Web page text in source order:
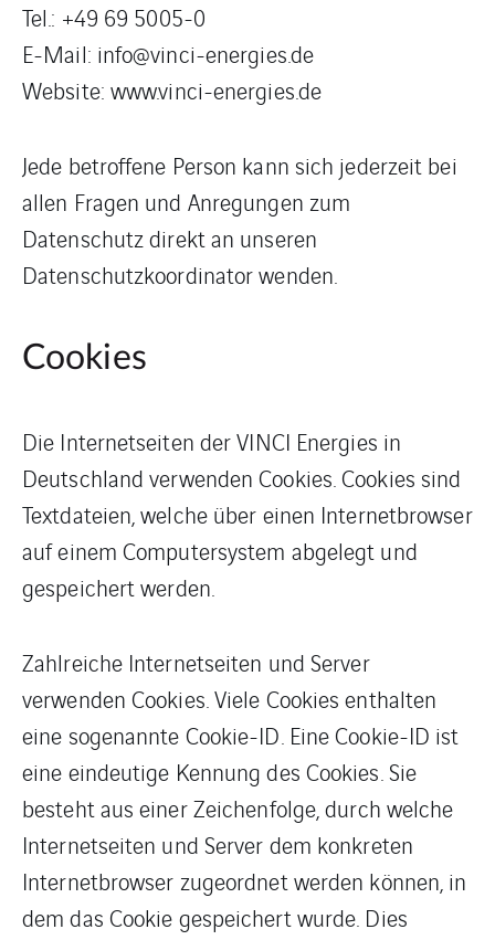
Tel.: +49 69 5005-0
E-Mail: info@vinci-energies.de
Website: www.vinci-energies.de
Jede betroffene Person kann sich jederzeit bei
allen Fragen und Anregungen zum
Datenschutz direkt an unseren
Datenschutzkoordinator wenden.
Cookies
Die Internetseiten der VINCI Energies in
Deutschland verwenden Cookies. Cookies sind
Textdateien, welche über einen Internetbrowser
auf einem Computersystem abgelegt und
gespeichert werden.
Zahlreiche Internetseiten und Server
verwenden Cookies. Viele Cookies enthalten
eine sogenannte Cookie-ID. Eine Cookie-ID ist
eine eindeutige Kennung des Cookies. Sie
besteht aus einer Zeichenfolge, durch welche
Internetseiten und Server dem konkreten
Internetbrowser zugeordnet werden können, in
dem das Cookie gespeichert wurde. Dies